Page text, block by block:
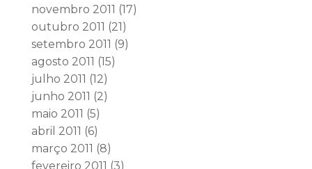
novembro 2011 (17)
outubro 2011 (21)
setembro 2011 (9)
agosto 2011 (15)
julho 2011 (12)
junho 2011 (2)
maio 2011 (5)
abril 2011 (6)
março 2011 (8)
fevereiro 2011 (3)